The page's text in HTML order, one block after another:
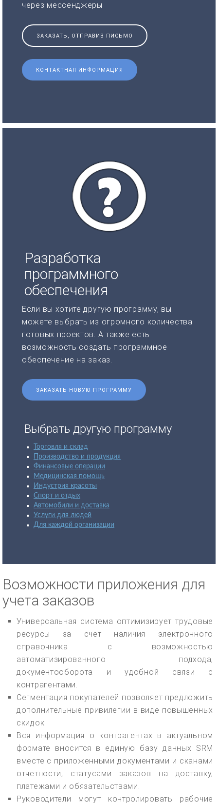
через мессенджеры
ЗАКАЗАТЬ, ОТПРАВИВ ПИСЬМО
КОНТАКТНАЯ ИНФОРМАЦИЯ
Разработка
программного
обеспечения
Если вы хотите другую программу, вы
можете выбрать из огромного количества
готовых проектов. А также есть
возможность создать программное
обеспечение на заказ.
ЗАКАЗАТЬ НОВУЮ ПРОГРАММУ
Выбрать другую программу
Торговля и склад
Производство и продукция
Финансовые операции
Медицинская помощь
Индустрия красоты
Спорт и отдых
Автомобили и доставка
Услуги для людей
Для каждой организации
Возможности приложения для
учета заказов
Универсальная система оптимизирует трудовые
ресурсы за счет наличия электронного
справочника с возможностью
автоматизированного подхода,
документооборота и удобной связи с
контрагентами.
Сегментация покупателей позволяет предложить
дополнительные привилегии в виде повышенных
скидок.
Вся информация о контрагентах в актуальном
формате вносится в единую базу данных SRM
вместе с приложенными документами и сканами
отчетности, статусами заказов на доставку,
платежами и обязательствами.
Руководители могут контролировать рабочие